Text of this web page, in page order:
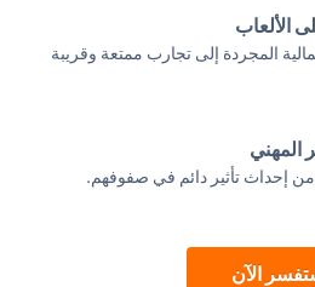
الألعاب
المجردة إلى تجارب ممتعة وقريبة
المهني
إحداث تأثير دائم في صفوفهم.
الآن